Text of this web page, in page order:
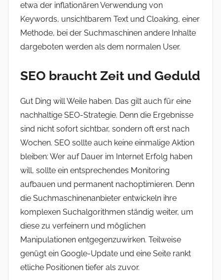
etwa der inflationären Verwendung von
Keywords, unsichtbarem Text und Cloaking, einer
Methode, bei der Suchmaschinen andere Inhalte
dargeboten werden als dem normalen User.
SEO braucht Zeit und Geduld
Gut Ding will Weile haben. Das gilt auch für eine
nachhaltige SEO-Strategie. Denn die Ergebnisse
sind nicht sofort sichtbar, sondern oft erst nach
Wochen. SEO sollte auch keine einmalige Aktion
bleiben: Wer auf Dauer im Internet Erfolg haben
will, sollte ein entsprechendes Monitoring
aufbauen und permanent nachoptimieren. Denn
die Suchmaschinenanbieter entwickeln ihre
komplexen Suchalgorithmen ständig weiter, um
diese zu verfeinern und möglichen
Manipulationen entgegenzuwirken. Teilweise
genügt ein Google-Update und eine Seite rankt
etliche Positionen tiefer als zuvor.